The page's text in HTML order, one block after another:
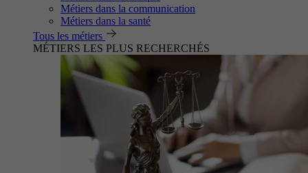
Métiers dans la communication
Métiers dans la santé
Tous les métiers
MÉTIERS LES PLUS RECHERCHÉS